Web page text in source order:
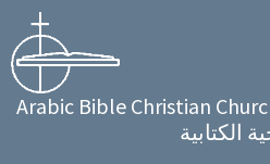
content
Arabic Bible Christian
الكتابية